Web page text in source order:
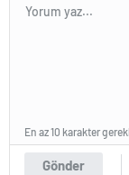
Gönder
En az 10 karakter